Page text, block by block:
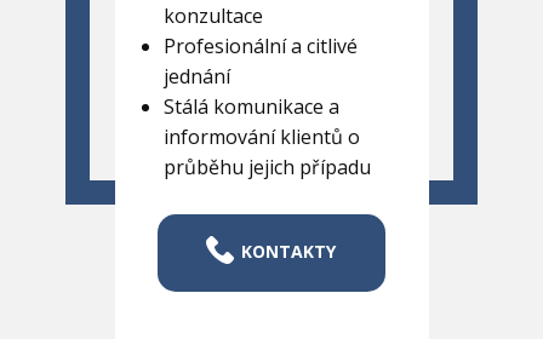
konzultace
Profesionální a citlivé
jednání
Stálá komunikace a
informování klientů o
průběhu jejich případu
KONTAKTY